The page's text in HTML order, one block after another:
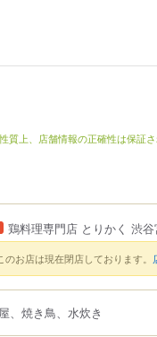
質上、店舗情報の正確性は保証
鶏料理専門店 とりかく 渋
のお店は現在閉店しております。
、焼き鳥、水炊き